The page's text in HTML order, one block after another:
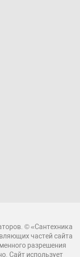
© «Сантехника
частей сайта
разрешения
Сайт использует